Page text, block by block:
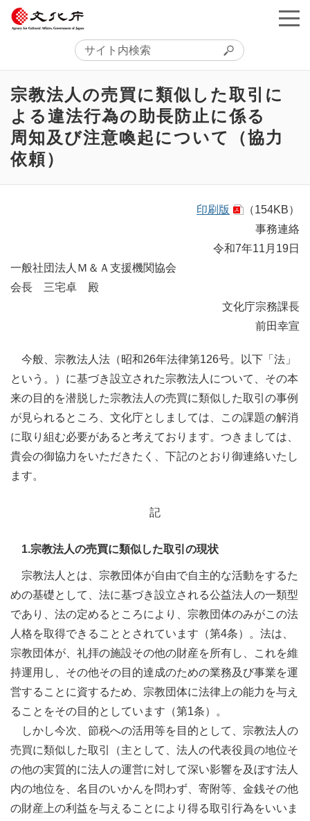
宗教法人の売買に類似した取引に
よる違法行為の助長防止に係る
周知及び注意喚起について（協力
依頼）
印刷版
（154KB）
事務連絡
令和7年11月19日
一般社団法人Ｍ＆Ａ支援機関協会
会長 三宅卓 殿
文化庁宗務課長
前田幸宣
今般、宗教法人法（昭和26年法律第126号。以下「法」
という。）に基づき設立された宗教法人について、その本
来の目的を潜脱した宗教法人の売買に類似した取引の事例
が見られるところ、文化庁としましては、この課題の解消
に取り組む必要があると考えております。つきましては、
貴会の御協力をいただきたく、下記のとおり御連絡いたし
ます。
記
1.宗教法人の売買に類似した取引の現状
宗教法人とは、宗教団体が自由で自主的な活動をするた
めの基礎として、法に基づき設立される公益法人の一類型
であり、法の定めるところにより、宗教団体のみがこの法
人格を取得できることとされています（第4条）。法は、
宗教団体が、礼拝の施設その他の財産を所有し、これを維
持運用し、その他その目的達成のための業務及び事業を運
営することに資するため、宗教団体に法律上の能力を与え
ることをその目的としています（第1条）。
しかし今次、節税への活用等を目的として、宗教法人の
売買に類似した取引（主として、法人の代表役員の地位そ
の他の実質的に法人の運営に対して深い影響を及ぼす法人
内の地位を、名目のいかんを問わず、寄附等、金銭その他
の財産上の利益を与えることにより得る取引行為をいいま